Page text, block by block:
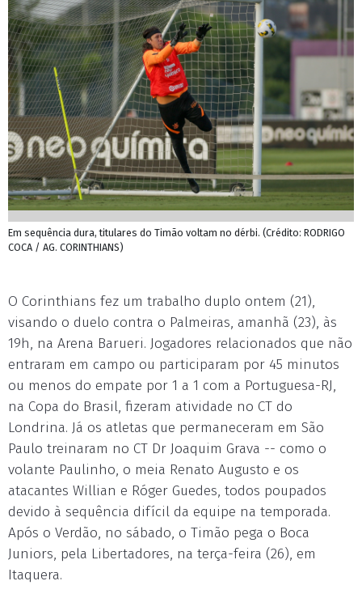
Em sequência dura, titulares do Timão voltam no dérbi. (Crédito: RODRIGO
COCA / AG. CORINTHIANS)
O Corinthians fez um trabalho duplo ontem (21),
visando o duelo contra o Palmeiras, amanhã (23), às
19h, na Arena Barueri. Jogadores relacionados que não
entraram em campo ou participaram por 45 minutos
ou menos do empate por 1 a 1 com a Portuguesa-RJ,
na Copa do Brasil, fizeram atividade no CT do
Londrina. Já os atletas que permaneceram em São
Paulo treinaram no CT Dr Joaquim Grava -- como o
volante Paulinho, o meia Renato Augusto e os
atacantes Willian e Róger Guedes, todos poupados
devido à sequência difícil da equipe na temporada.
Após o Verdão, no sábado, o Timão pega o Boca
Juniors, pela Libertadores, na terça-feira (26), em
Itaquera.